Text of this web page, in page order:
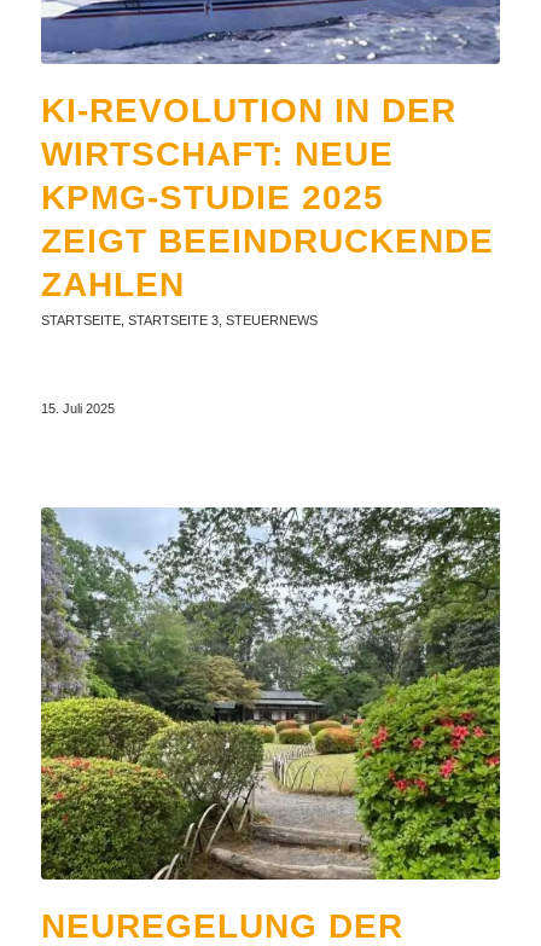
KI-REVOLUTION IN DER
WIRTSCHAFT: NEUE
KPMG-STUDIE 2025
ZEIGT BEEINDRUCKENDE
ZAHLEN
STARTSEITE, STARTSEITE 3, STEUERNEWS
15. Juli 2025
NEUREGELUNG DER